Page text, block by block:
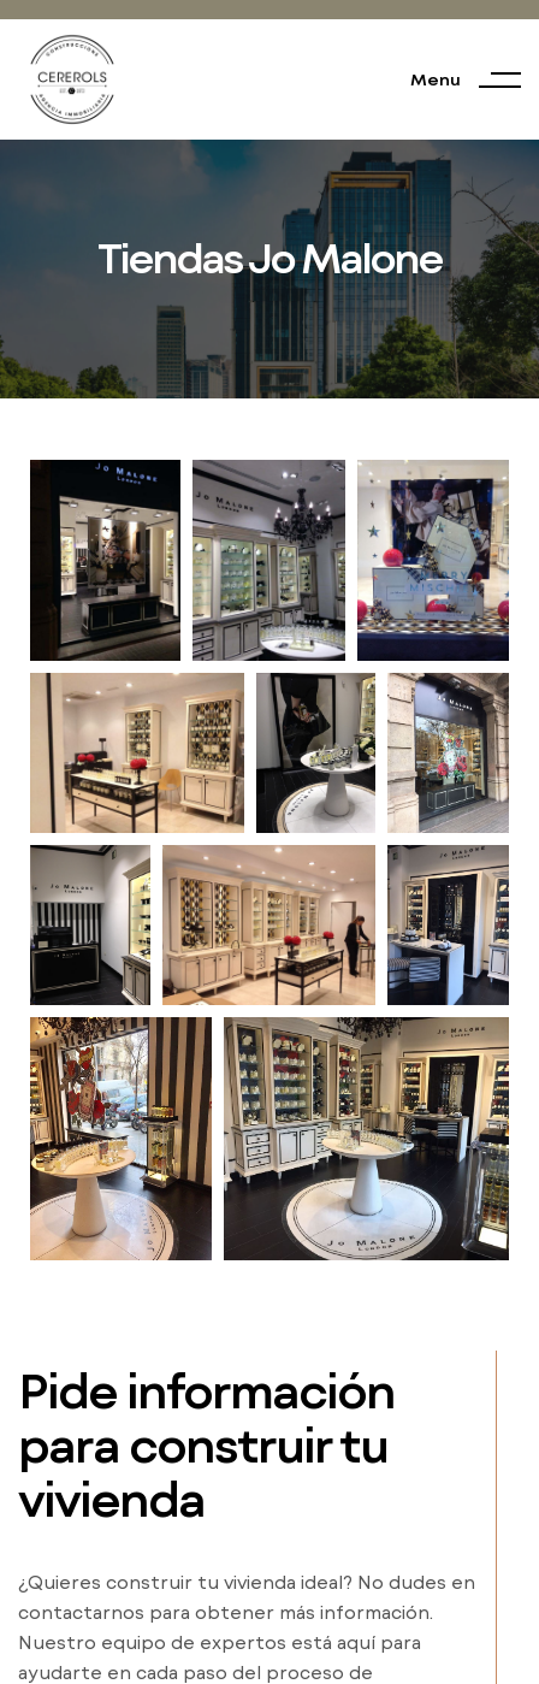
Menu
Tiendas Jo Malone
Pide información
para construir tu
vivienda
¿Quieres construir tu vivienda ideal? No dudes en
contactarnos para obtener más información.
Nuestro equipo de expertos está aquí para
ayudarte en cada paso del proceso de